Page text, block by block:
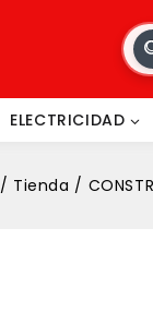
ELECTRICIDAD
/ Tienda /